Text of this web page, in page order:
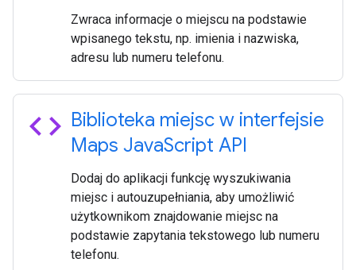
Zwraca informacje o miejscu na podstawie
wpisanego tekstu, np. imienia i nazwiska,
adresu lub numeru telefonu.
code Biblioteka miejsc w interfejsie
Maps JavaScript API
Dodaj do aplikacji funkcję wyszukiwania
miejsc i autouzupełniania, aby umożliwić
użytkownikom znajdowanie miejsc na
podstawie zapytania tekstowego lub numeru
telefonu.